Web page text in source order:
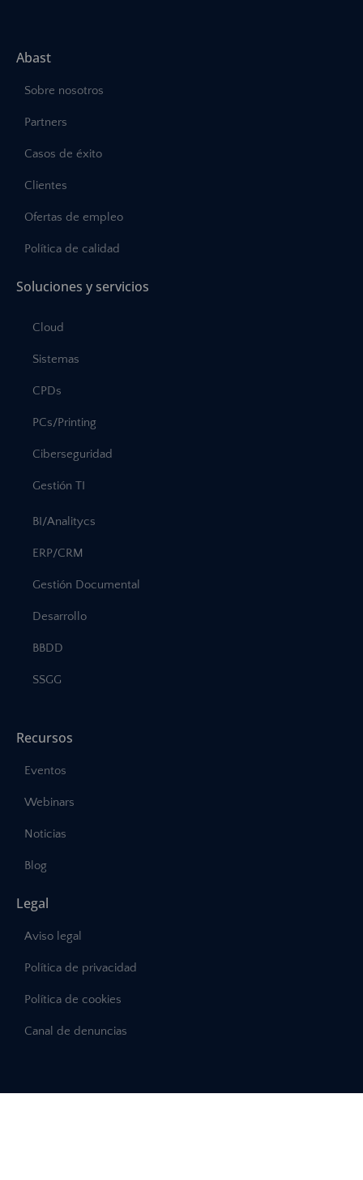
Abast
Sobre nosotros
Partners
Casos de éxito
Clientes
Ofertas de empleo
Política de calidad
Soluciones y servicios
Cloud
Sistemas
CPDs
PCs/Printing
Ciberseguridad
Gestión TI
BI/Analitycs
ERP/CRM
Gestión Documental
Desarrollo
BBDD
SSGG
Recursos
Eventos
Webinars
Noticias
Blog
Legal
Aviso legal
Política de privacidad
Política de cookies
Canal de denuncias